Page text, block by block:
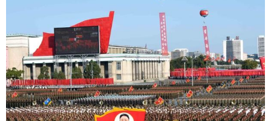
视频 彩票
旅游 健康 信息化 数据
金融 公益 军事 无人机
富媒体 摄影 新华广播